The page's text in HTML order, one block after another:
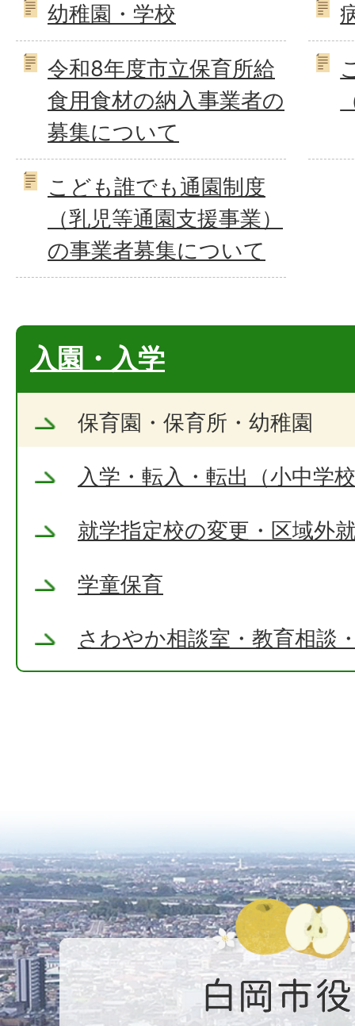
幼稚園・学校
令和8年度市立保育所給
食用食材の納入事業者の
募集について
こども誰でも通園制度
（乳児等通園支援事業）
の事業者募集について
入園・入学
保育園・保育所・幼稚園
入学・転入・転出（小中学
就学指定校の変更・区域外
学童保育
さわやか相談室・教育相談